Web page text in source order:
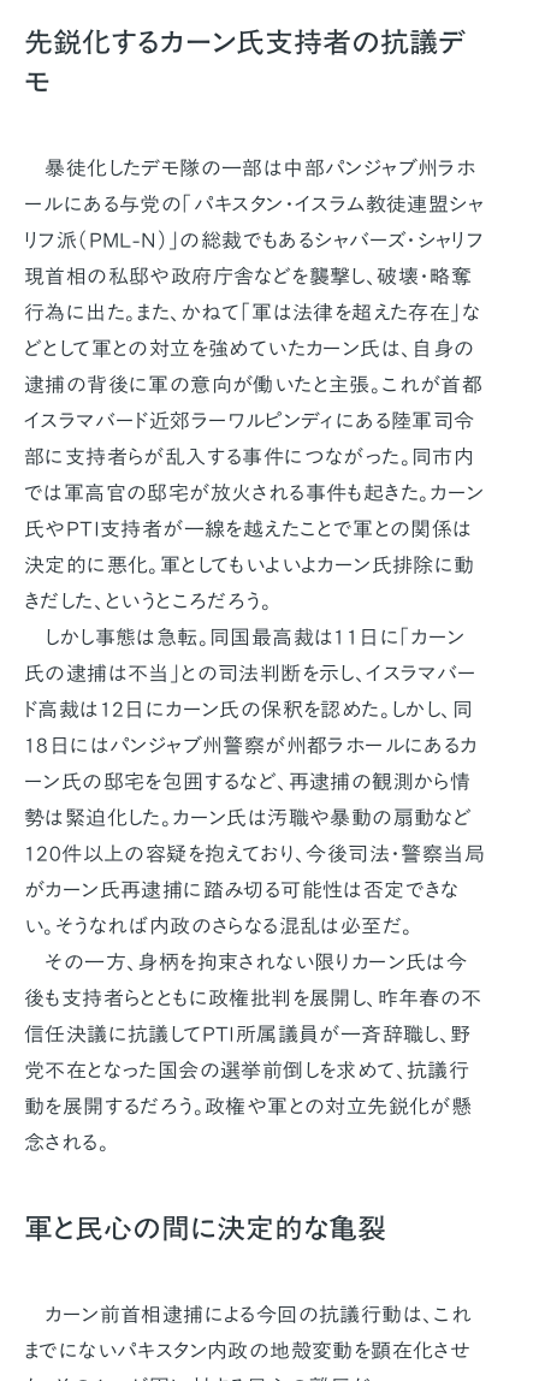
先鋭化するカーン氏支持者の抗議デ
モ
暴徒化したデモ隊の一部は中部パンジャブ州ラホ
ールにある与党の「パキスタン・イスラム教徒連盟シャ
リフ派（PML-N）」の総裁でもあるシャバーズ・シャリフ
現首相の私邸や政府庁舎などを襲撃し、破壊・略奪
行為に出た。また、かねて「軍は法律を超えた存在」な
どとして軍との対立を強めていたカーン氏は、自身の
逮捕の背後に軍の意向が働いたと主張。これが首都
イスラマバード近郊ラーワルピンディにある陸軍司令
部に支持者らが乱入する事件につながった。同市内
では軍高官の邸宅が放火される事件も起きた。カーン
氏やPTI支持者が一線を越えたことで軍との関係は
決定的に悪化。軍としてもいよいよカーン氏排除に動
きだした、というところだろう。
しかし事態は急転。同国最高裁は11日に「カーン
氏の逮捕は不当」との司法判断を示し、イスラマバー
ド高裁は12日にカーン氏の保釈を認めた。しかし、同
18日にはパンジャブ州警察が州都ラホールにあるカ
ーン氏の邸宅を包囲するなど、再逮捕の観測から情
勢は緊迫化した。カーン氏は汚職や暴動の扇動など
120件以上の容疑を抱えており、今後司法・警察当局
がカーン氏再逮捕に踏み切る可能性は否定できな
い。そうなれば内政のさらなる混乱は必至だ。
その一方、身柄を拘束されない限りカーン氏は今
後も支持者らとともに政権批判を展開し、昨年春の不
信任決議に抗議してPTI所属議員が一斉辞職し、野
党不在となった国会の選挙前倒しを求めて、抗議行
動を展開するだろう。政権や軍との対立先鋭化が懸
念される。
軍と民心の間に決定的な亀裂
カーン前首相逮捕による今回の抗議行動は、これ
までにないパキスタン内政の地殻変動を顕在化させ